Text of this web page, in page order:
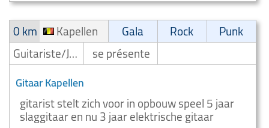
0 km
Kapellen Gala Rock
Punk
Guitariste/Joueur de guitare
se présente
Gitaar Kapellen
gitarist stelt zich voor in opbouw speel 5 jaar
slaggitaar en nu 3 jaar elektrische gitaar